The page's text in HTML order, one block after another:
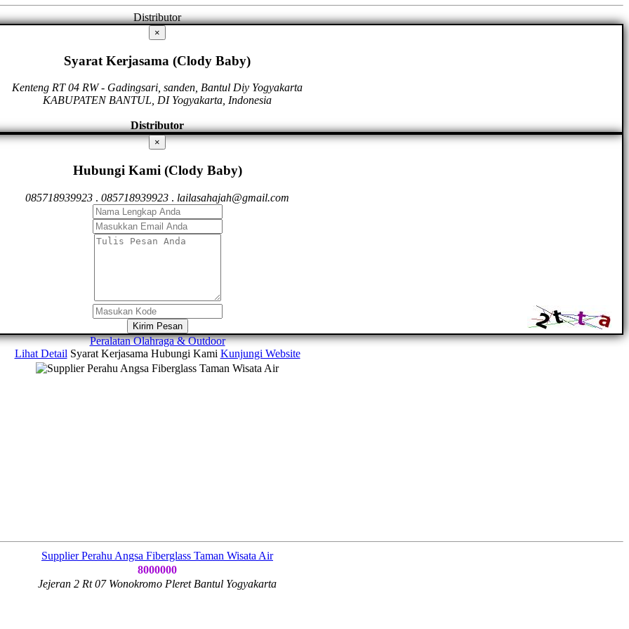
Distributor
×
Syarat Kerjasama (Clody Baby)
Kenteng RT 04 RW - Gadingsari, sanden, Bantul Diy Yogyakarta
KABUPATEN BANTUL, DI Yogyakarta, Indonesia
Distributor
×
Hubungi Kami (Clody Baby)
085718939923 . 085718939923 . lailasahajah@gmail.com
Kirim Pesan
Peralatan Olahraga & Outdoor
Lihat Detail Syarat Kerjasama Hubungi Kami Kunjungi Website
Supplier Perahu Angsa Fiberglass Taman Wisata Air
8000000
Jejeran 2 Rt 07 Wonokromo Pleret Bantul Yogyakarta